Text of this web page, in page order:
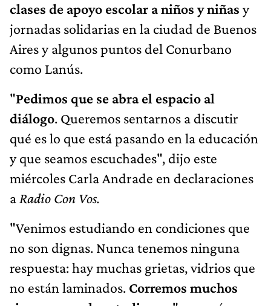
clases de apoyo escolar a niños y niñas y
jornadas solidarias en la ciudad de Buenos
Aires y algunos puntos del Conurbano
como Lanús.
"Pedimos que se abra el espacio al
diálogo. Queremos sentarnos a discutir
qué es lo que está pasando en la educación
y que seamos escuchades", dijo este
miércoles Carla Andrade en declaraciones
a Radio Con Vos.
"Venimos estudiando en condiciones que
no son dignas. Nunca tenemos ninguna
respuesta: hay muchas grietas, vidrios que
no están laminados. Corremos muchos